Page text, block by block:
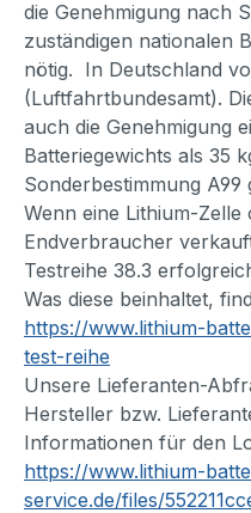
die Genehmigung nach
zuständigen nationalen
nötig. In Deutschland
(Luftfahrtbundesamt).
auch die Genehmigung
Batteriegewichts als 35
Sonderbestimmung A99
Wenn eine Lithium-
Endverbraucher
Testreihe 38.3
Was diese beinhaltet,
https://www.lithium-
test-reihe
Unsere Lieferanten-
Hersteller bzw.
Informationen für den
https://www.lithium-
service.de/files/